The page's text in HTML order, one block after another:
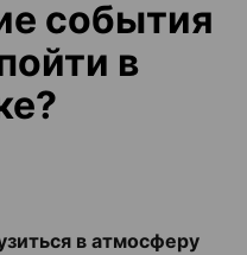
события
в
в атмосферу